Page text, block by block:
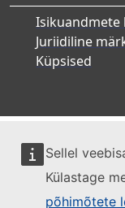
Sellel
Külastage
põhimõtete
Juriidiline
Küpsised